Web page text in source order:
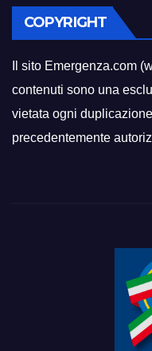
COPYRIGHT
Il sito Emergenza.com
contenuti sono una
vietata ogni
precedentemente